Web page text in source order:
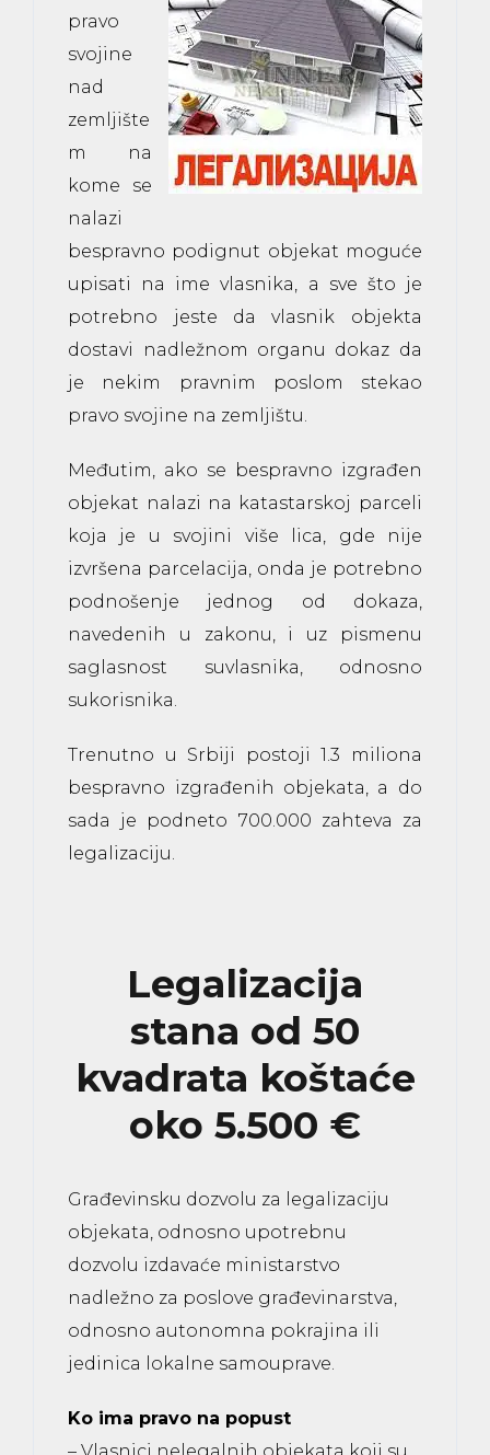
pravo
svojine
nad
zemljište
m na
kome se
nalazi
bespravno podignut objekat moguće
upisati na ime vlasnika, a sve što je
potrebno jeste da vlasnik objekta
dostavi nadležnom organu dokaz da
je nekim pravnim poslom stekao
pravo svojine na zemljištu.
Međutim, ako se bespravno izgrađen
objekat nalazi na katastarskoj parceli
koja je u svojini više lica, gde nije
izvršena parcelacija, onda je potrebno
podnošenje jednog od dokaza,
navedenih u zakonu, i uz pismenu
saglasnost suvlasnika, odnosno
sukorisnika.
Trenutno u Srbiji postoji 1.3 miliona
bespravno izgrađenih objekata, a do
sada je podneto 700.000 zahteva za
legalizaciju.
Legalizacija
stana od 50
kvadrata koštaće
oko 5.500 €
Građevinsku dozvolu za legalizaciju
objekata, odnosno upotrebnu
dozvolu izdavaće ministarstvo
nadležno za poslove građevinarstva,
odnosno autonomna pokrajina ili
jedinica lokalne samouprave.
Ko ima pravo na popust